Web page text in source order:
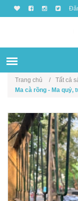
Trang chủ
Tất cả
Ma cà rồng - Ma